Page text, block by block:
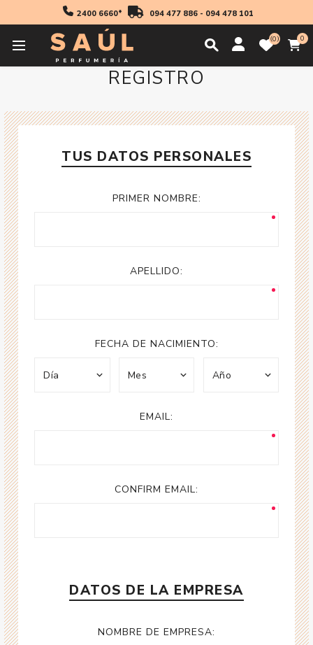
2400 6660* 094 477 886- 094 478 101
0 0
REGISTRO
TUS DATOS PERSONALES
PRIMER NOMBRE:
APELLIDO:
FECHA DE NACIMIENTO:
EMAIL:
CONFIRM EMAIL:
DATOS DE LA EMPRESA
NOMBRE DE EMPRESA: